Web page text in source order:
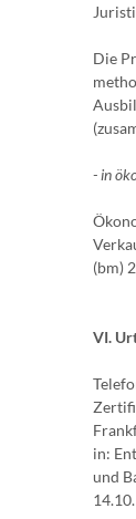
Die
- in
(bm)
VI.
in:
und
14.10.